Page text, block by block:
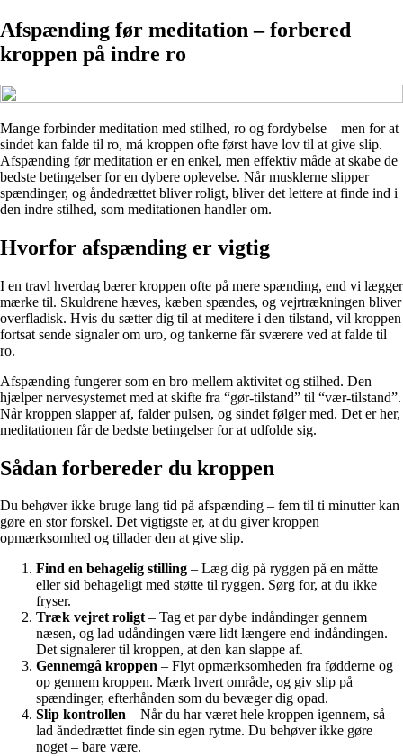
Afspænding før meditation – forbered
kroppen på indre ro
Mange forbinder meditation med stilhed, ro og fordybelse – men for at
sindet kan falde til ro, må kroppen ofte først have lov til at give slip.
Afspænding før meditation er en enkel, men effektiv måde at skabe de
bedste betingelser for en dybere oplevelse. Når musklerne slipper
spændinger, og åndedrættet bliver roligt, bliver det lettere at finde ind i
den indre stilhed, som meditationen handler om.
Hvorfor afspænding er vigtig
I en travl hverdag bærer kroppen ofte på mere spænding, end vi lægger
mærke til. Skuldrene hæves, kæben spændes, og vejrtrækningen bliver
overfladisk. Hvis du sætter dig til at meditere i den tilstand, vil kroppen
fortsat sende signaler om uro, og tankerne får sværere ved at falde til
ro.
Afspænding fungerer som en bro mellem aktivitet og stilhed. Den
hjælper nervesystemet med at skifte fra “gør-tilstand” til “vær-tilstand”.
Når kroppen slapper af, falder pulsen, og sindet følger med. Det er her,
meditationen får de bedste betingelser for at udfolde sig.
Sådan forbereder du kroppen
Du behøver ikke bruge lang tid på afspænding – fem til ti minutter kan
gøre en stor forskel. Det vigtigste er, at du giver kroppen
opmærksomhed og tillader den at give slip.
Find en behagelig stilling – Læg dig på ryggen på en måtte
eller sid behageligt med støtte til ryggen. Sørg for, at du ikke
fryser.
Træk vejret roligt– Tag et par dybe indåndinger gennem
næsen, og lad udåndingen være lidt længere end indåndingen.
Det signalerer til kroppen, at den kan slappe af.
Gennemgå kroppen – Flyt opmærksomheden fra fødderne og
op gennem kroppen. Mærk hvert område, og giv slip på
spændinger, efterhånden som du bevæger dig opad.
Slip kontrollen – Når du har været hele kroppen igennem, så
lad åndedrættet finde sin egen rytme. Du behøver ikke gøre
noget – bare være.